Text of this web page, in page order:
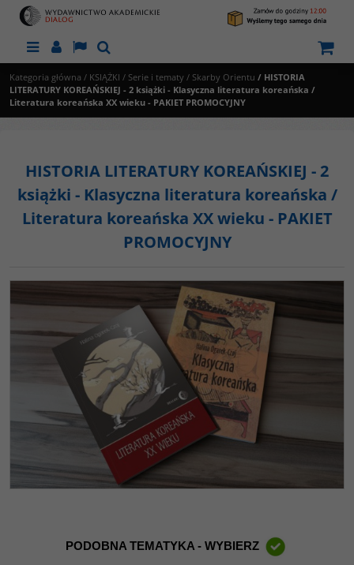
MenuPanelLangSzukaj
Kategoria główna / KSIĄŻKI / Serie i tematy / Skarby Orientu / HISTORIA
LITERATURY KOREAŃSKIEJ - 2 książki - Klasyczna literatura koreańska /
Literatura koreańska XX wieku - PAKIET PROMOCYJNY
HISTORIA LITERATURY KOREAŃSKIEJ - 2
książki - Klasyczna literatura koreańska /
Literatura koreańska XX wieku - PAKIET
PROMOCYJNY
PODOBNA TEMATYKA - WYBIERZ